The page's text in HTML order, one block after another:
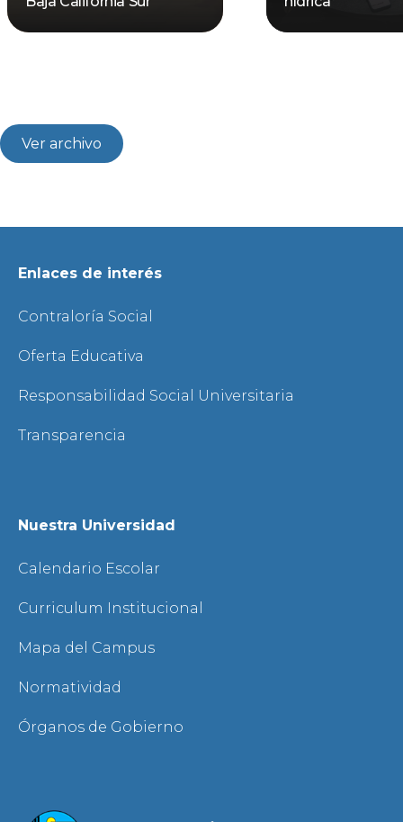
Ver archivo
Enlaces de interés
Contraloría Social
Oferta Educativa
Responsabilidad Social Universitaria
Transparencia
Nuestra Universidad
Calendario Escolar
Curriculum Institucional
Mapa del Campus
Normatividad
Órganos de Gobierno